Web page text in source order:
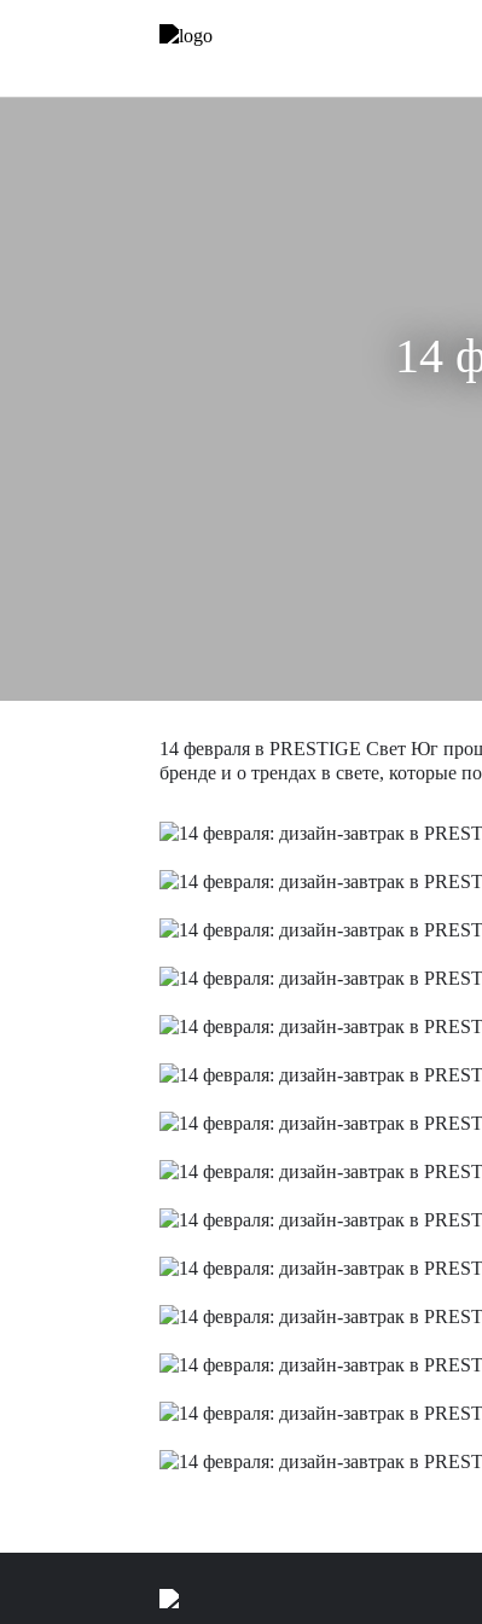
14
14 февраля в PRESTIGE Свет Юг
бренде и о трендах в свете, которые